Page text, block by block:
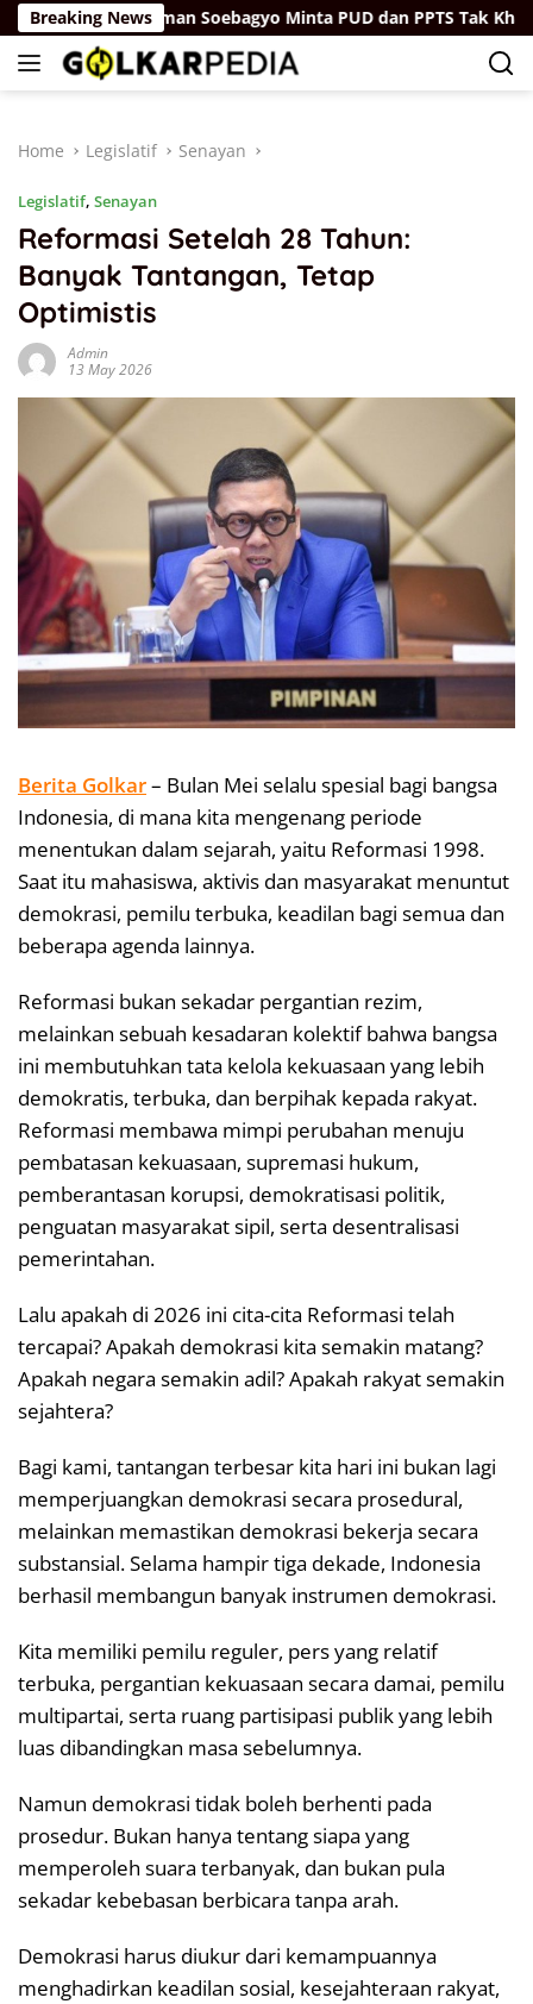
Skip
to
content
Breaking News
Firman Soebagyo Minta PUD dan PPTS Tak Khawatir
Home Legislatif Senayan
Legislatif, Senayan
Reformasi Setelah 28 Tahun:
Banyak Tantangan, Tetap
Optimistis
Admin
13 May 2026
Berita Golkar– Bulan Mei selalu spesial bagi bangsa
Indonesia, di mana kita mengenang periode
menentukan dalam sejarah, yaitu Reformasi 1998.
Saat itu mahasiswa, aktivis dan masyarakat menuntut
demokrasi, pemilu terbuka, keadilan bagi semua dan
beberapa agenda lainnya.
Reformasi bukan sekadar pergantian rezim,
melainkan sebuah kesadaran kolektif bahwa bangsa
ini membutuhkan tata kelola kekuasaan yang lebih
demokratis, terbuka, dan berpihak kepada rakyat.
Reformasi membawa mimpi perubahan menuju
pembatasan kekuasaan, supremasi hukum,
pemberantasan korupsi, demokratisasi politik,
penguatan masyarakat sipil, serta desentralisasi
pemerintahan.
Lalu apakah di 2026 ini cita-cita Reformasi telah
tercapai? Apakah demokrasi kita semakin matang?
Apakah negara semakin adil? Apakah rakyat semakin
sejahtera?
Bagi kami, tantangan terbesar kita hari ini bukan lagi
memperjuangkan demokrasi secara prosedural,
melainkan memastikan demokrasi bekerja secara
substansial. Selama hampir tiga dekade, Indonesia
berhasil membangun banyak instrumen demokrasi.
Kita memiliki pemilu reguler, pers yang relatif
terbuka, pergantian kekuasaan secara damai, pemilu
multipartai, serta ruang partisipasi publik yang lebih
luas dibandingkan masa sebelumnya.
Namun demokrasi tidak boleh berhenti pada
prosedur. Bukan hanya tentang siapa yang
memperoleh suara terbanyak, dan bukan pula
sekadar kebebasan berbicara tanpa arah.
Demokrasi harus diukur dari kemampuannya
menghadirkan keadilan sosial, kesejahteraan rakyat,